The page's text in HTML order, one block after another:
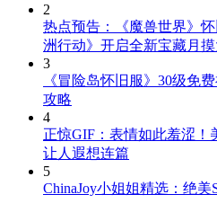
2
热点预告：《魔兽世界》
洲行动》开启全新宝藏月摸
3
《冒险岛怀旧服》30级免
攻略
4
正惊GIF：表情如此羞涩！
让人遐想连篇
5
ChinaJoy小姐姐精选：绝美